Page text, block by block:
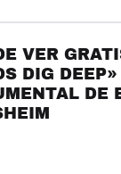
VER
DIG
DE